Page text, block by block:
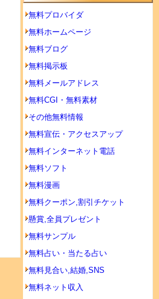
無料プロバイダ
無料ホームページ
無料ブログ
無料掲示板
無料メールアドレス
無料CGI・無料素材
その他無料情報
無料宣伝・アクセスアップ
無料インターネット電話
無料ソフト
無料漫画
無料クーポン,割引チケット
懸賞,全員プレゼント
無料サンプル
無料占い・当たる占い
無料見合い,結婚,SNS
無料ネット収入